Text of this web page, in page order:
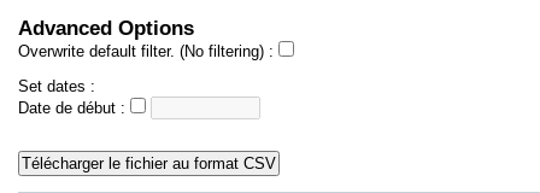
Advanced Options
Overwrite default filter. (No filtering) :
Set dates :
Date de début :